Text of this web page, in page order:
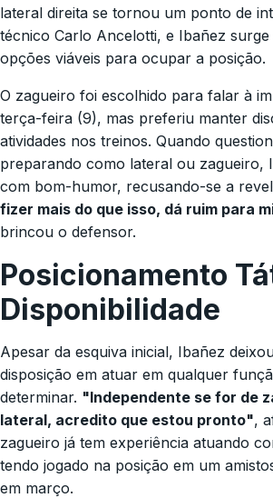
lateral direita se tornou um ponto de
técnico Carlo Ancelotti, e Ibañez
opções viáveis para ocupar a posição.
O zagueiro foi escolhido para falar à
terça-feira (9), mas preferiu manter
atividades nos treinos. Quando
preparando como lateral ou zagueiro,
com bom-humor, recusando-se a
fizer mais do que isso, dá ruim para
brincou o defensor.
Posicionamento
Disponibilidade
Apesar da esquiva inicial, Ibañez
disposição em atuar em qualquer
determinar. "Independente se for de
lateral, acredito que estou pronto",
zagueiro já tem experiência atuando
tendo jogado na posição em um
em março.